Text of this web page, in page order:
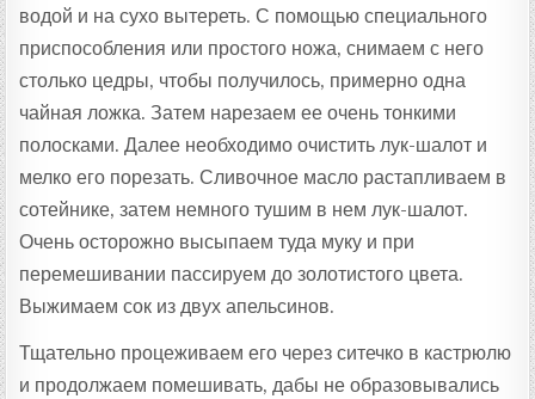
водой и на сухо вытереть. С помощью специального
приспособления или простого ножа, снимаем с него
столько цедры, чтобы получилось, примерно одна
чайная ложка. Затем нарезаем ее очень тонкими
полосками. Далее необходимо очистить лук-шалот и
мелко его порезать. Сливочное масло растапливаем в
сотейнике, затем немного тушим в нем лук-шалот.
Очень осторожно высыпаем туда муку и при
перемешивании пассируем до золотистого цвета.
Выжимаем сок из двух апельсинов.
Тщательно процеживаем его через ситечко в кастрюлю
и продолжаем помешивать, дабы не образовывались